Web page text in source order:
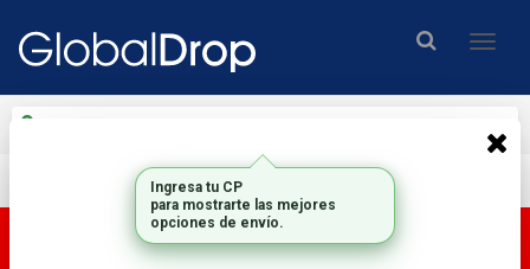
Envío gratis en compras mayores a $200.000.-
Esta tienda es una tienda DEMO, por lo tanto los